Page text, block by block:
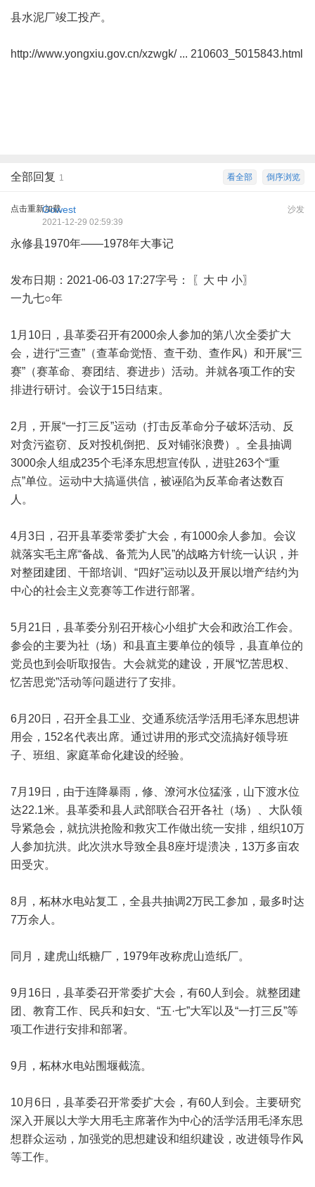
县水泥厂竣工投产。
http://www.yongxiu.gov.cn/xzwgk/ ... 210603_5015843.html
倒序浏览
看全部
全部回复 1
点击重新加载 沙发
Gowest
2021-12-29 02:59:39
永修县1970年——1978年大事记
发布日期：2021-06-03 17:27字号： 〖大 中 小〗
一九七○年
1月10日，县革委召开有2000余人参加的第八次全委扩大
会，进行“三查”（查革命觉悟、查干劲、查作风）和开展“三
赛”（赛革命、赛团结、赛进步）活动。并就各项工作的安
排进行研讨。会议于15日结束。
2月，开展“一打三反”运动（打击反革命分子破坏活动、反
对贪污盗窃、反对投机倒把、反对铺张浪费）。全县抽调
3000余人组成235个毛泽东思想宣传队，进驻263个“重
点”单位。运动中大搞逼供信，被诬陷为反革命者达数百
人。
4月3日，召开县革委常委扩大会，有1000余人参加。会议
就落实毛主席“备战、备荒为人民”的战略方针统一认识，并
对整团建团、干部培训、“四好”运动以及开展以增产结约为
中心的社会主义竞赛等工作进行部署。
5月21日，县革委分别召开核心小组扩大会和政治工作会。
参会的主要为社（场）和县直主要单位的领导，县直单位的
党员也到会听取报告。大会就党的建设，开展“忆苦思权、
忆苦思党”活动等问题进行了安排。
6月20日，召开全县工业、交通系统活学活用毛泽东思想讲
用会，152名代表出席。通过讲用的形式交流搞好领导班
子、班组、家庭革命化建设的经验。
7月19日，由于连降暴雨，修、潦河水位猛涨，山下渡水位
达22.1米。县革委和县人武部联合召开各社（场）、大队领
导紧急会，就抗洪抢险和救灾工作做出统一安排，组织10万
人参加抗洪。此次洪水导致全县8座圩堤溃决，13万多亩农
田受灾。
8月，柘林水电站复工，全县共抽调2万民工参加，最多时达
7万余人。
同月，建虎山纸糖厂，1979年改称虎山造纸厂。
9月16日，县革委召开常委扩大会，有60人到会。就整团建
团、教育工作、民兵和妇女、“五·七”大军以及“一打三反”等
项工作进行安排和部署。
9月，柘林水电站围堰截流。
10月6日，县革委召开常委扩大会，有60人到会。主要研究
深入开展以大学大用毛主席著作为中心的活学活用毛泽东思
想群众运动，加强党的思想建设和组织建设，改进领导作风
等工作。